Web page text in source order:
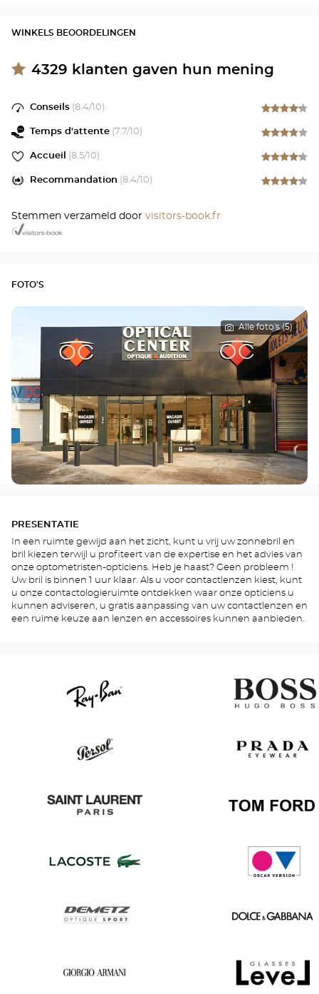
WINKELS BEOORDELINGEN
4329 klanten gaven hun mening
Conseils (8.4/10)
Temps d'attente (7.7/10)
Accueil (8.5/10)
Recommandation (8.4/10)
Stemmen verzameld door visitors-book.fr
FOTO'S
Alle foto's (5)
PRESENTATIE
In een ruimte gewijd aan het zicht, kunt u vrij uw zonnebril en
bril kiezen terwijl u profiteert van de expertise en het advies van
onze optometristen-opticiens. Heb je haast? Geen probleem !
Uw bril is binnen 1 uur klaar. Als u voor contactlenzen kiest, kunt
u onze contactologieruimte ontdekken waar onze opticiens u
kunnen adviseren, u gratis aanpassing van uw contactlenzen en
een ruime keuze aan lenzen en accessoires kunnen aanbieden.
Laurent